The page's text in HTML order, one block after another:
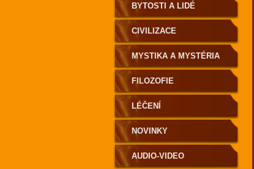
BYTOSTI A LIDÉ
CIVILIZACE
MYSTIKA A MYSTÉRIA
FILOZOFIE
LÉČENÍ
NOVINKY
AUDIO-VIDEO